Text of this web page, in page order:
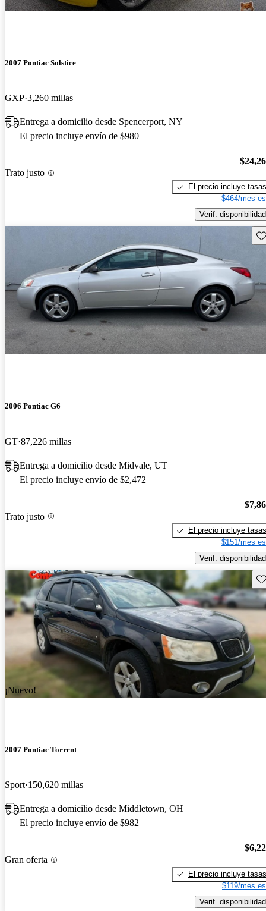
2007 Pontiac Solstice
GXP 3,260 millas
Entrega a domicilio desde Spencerport, NY
El precio incluye envío de $980
Trato justo
El precio incluye tasas
$464/mes
Verif. disponibilidad
2006 Pontiac G6
GT 87,226 millas
Entrega a domicilio desde Midvale, UT
El precio incluye envío de $2,472
Trato justo
El precio incluye tasas
$151/mes
Verif. disponibilidad
¡Nuevo!
2007 Pontiac Torrent
Sport 150,620 millas
Entrega a domicilio desde Middletown, OH
El precio incluye envío de $982
Gran oferta
El precio incluye tasas
$119/mes
Verif. disponibilidad